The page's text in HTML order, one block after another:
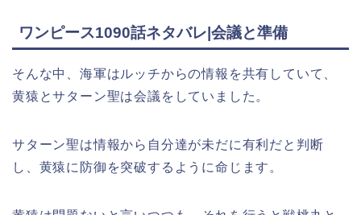
ワンピース1090話ネタバレ|会議と準備
そんな中、海軍はルッチからの情報を共有していて、
黄猿とサターン聖は会議をしていました。
サターン聖は情報から自分達が未だに有利だと判断
し、黄猿に防御を突破するように命じます。